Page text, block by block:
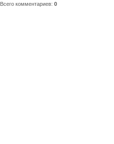
Всего комментариев: 0